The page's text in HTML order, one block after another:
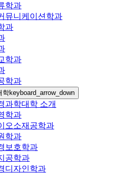
학과
뮤니케이션학과
과
학과
학과
학keyboard_arrow_down
과학대학 소개
학과
오소재공학과
학과
보호학과
공학과
디자인학과